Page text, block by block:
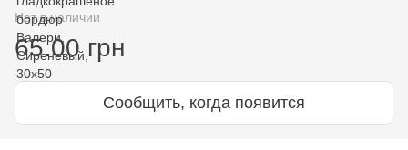
Нет в наличии
65.00 грн
Сообщить, когда появится